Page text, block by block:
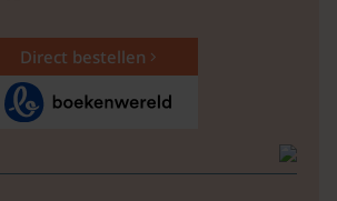
Direct bestellen